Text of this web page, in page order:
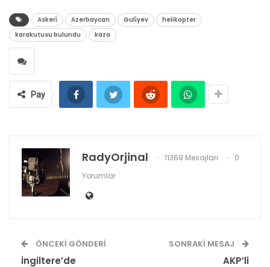
Askeri̇ Azerbaycan Guli̇yev
helikopter
karakutusu bulundu
kaza
Pay
RadyOrjinal 11369 Mesajları
0
Yorumlar
ÖNCEKI GÖNDERI
İngiltere’de
SONRAKI MESAJ
AKP’li